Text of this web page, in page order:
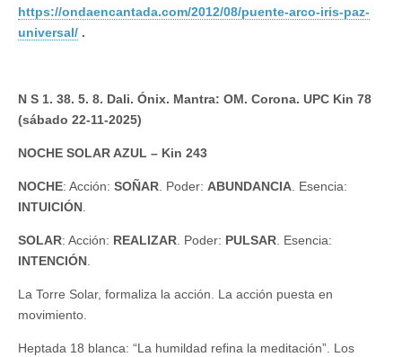
https://ondaencantada.com/2012/08/puente-arco-iris-paz-
universal/ .
N S 1. 38. 5. 8. Dali. Ónix. Mantra: OM. Corona. UPC Kin 78
(sábado 22-11-2025)
NOCHE SOLAR AZUL – Kin 243
NOCHE: Acción: SOÑAR. Poder: ABUNDANCIA. Esencia:
INTUICIÓN.
SOLAR: Acción: REALIZAR. Poder: PULSAR. Esencia:
INTENCIÓN.
La Torre Solar, formaliza la acción. La acción puesta en
movimiento.
Heptada 18 blanca: “La humildad refina la meditación”. Los